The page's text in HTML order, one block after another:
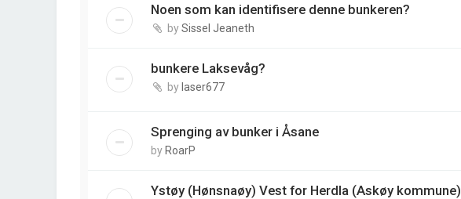
Noen som kan identifisere denne bunkeren?
bySissel Jeaneth
bunkere Laksevåg?
by laser677
Sprenging av bunker i Åsane
by RoarP
Ystøy (Hønsnaøy) Vest for Herdla (Askøy kommune)